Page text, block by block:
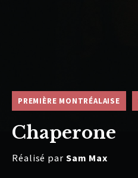
PREMIÈRE MONTRÉALAISE
Chaperone
Réalisé par Sam Max